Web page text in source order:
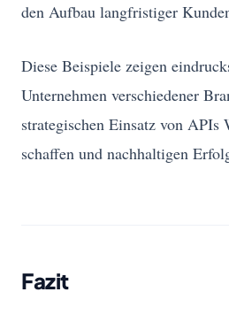
den Aufbau langfristiger
Diese Beispiele zeigen
Unternehmen verschiedener
strategischen Einsatz von APIs
schaffen und nachhaltigen
Fazit